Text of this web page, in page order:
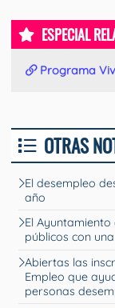
ESPECIAL
Programa
OTRAS
El desempleo
año
El
públicos con
Abiertas las
Empleo que
personas